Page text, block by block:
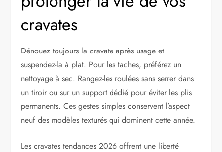
cravates
Dénouez toujours la cravate après usage et
suspendez-la à plat. Pour les taches, préférez un
nettoyage à sec. Rangez-les roulées sans serrer dans
un tiroir ou sur un support dédié pour éviter les plis
permanents. Ces gestes simples conservent l’aspect
neuf des modèles texturés qui dominent cette année.
Les cravates tendances 2026 offrent une liberté